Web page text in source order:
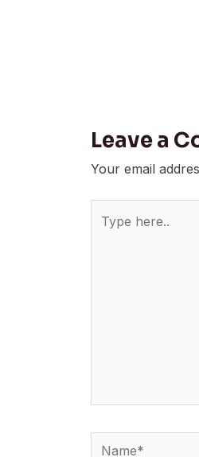
Leave a
Your email
here..
Name*